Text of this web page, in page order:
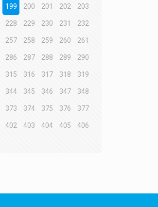
199 200 201 202 203
228 229 230 231 232
257 258 259 260 261
286 287 288 289 290
315 316 317 318 319
344 345 346 347 348
373 374 375 376 377
402 403 404 405 406